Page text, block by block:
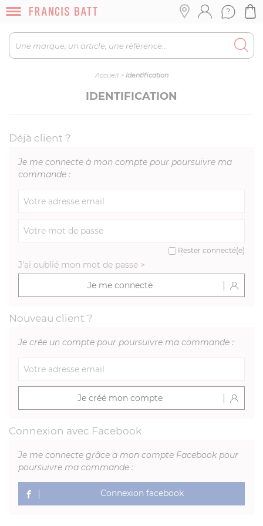
Accueil> Identification
IDENTIFICATION
Déjà client ?
Je me connecte à mon compte pour poursuivre ma
commande :
Rester connecté(e)
J'ai oublié mon mot de passe >
Je me connecte
Nouveau client ?
Je crée un compte pour poursuivre ma commande :
Je créé mon compte
Connexion avec Facebook
Je me connecte grâce a mon compte Facebook pour
poursuivre ma commande :
Connexion facebook